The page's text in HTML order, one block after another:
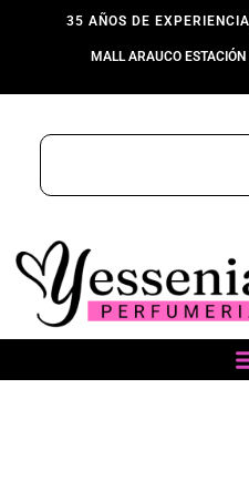
35 AÑOS DE
MALL ARAUCO